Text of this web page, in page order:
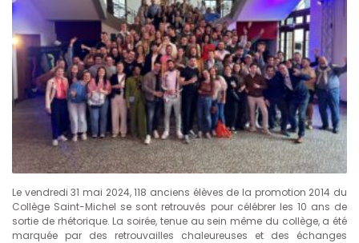
Le vendredi 31 mai 2024, 118 anciens élèves de la promotion 2014 du
Collège Saint-Michel se sont retrouvés pour célébrer les 10 ans de
sortie de rhétorique. La soirée, tenue au sein même du collège, a été
marquée par des retrouvailles chaleureuses et des échanges